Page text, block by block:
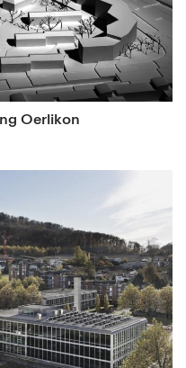
Oerlikon